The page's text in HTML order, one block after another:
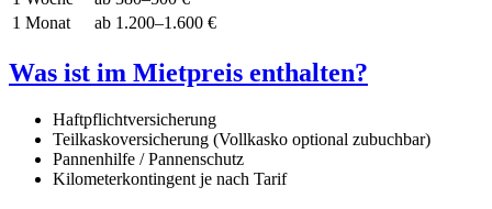
1 Monat
ab 1.200–1.600 €
Was ist im Mietpreis enthalten?
Haftpflichtversicherung
Teilkaskoversicherung (Vollkasko optional zubuchbar)
Pannenhilfe / Pannenschutz
Kilometerkontingent je nach Tarif